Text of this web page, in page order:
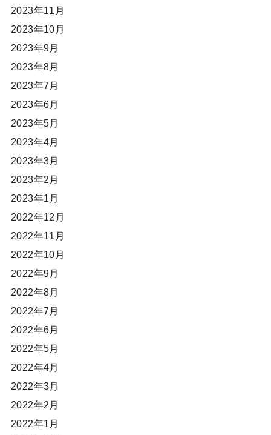
2023年11月
2023年10月
2023年9月
2023年8月
2023年7月
2023年6月
2023年5月
2023年4月
2023年3月
2023年2月
2023年1月
2022年12月
2022年11月
2022年10月
2022年9月
2022年8月
2022年7月
2022年6月
2022年5月
2022年4月
2022年3月
2022年2月
2022年1月